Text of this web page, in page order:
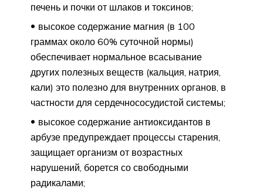
печень и почки от шлаков и токсинов;
высокое содержание магния (в 100
граммах около 60% суточной нормы)
обеспечивает нормальное всасывание
других полезных веществ (кальция, натрия,
кали) это полезно для внутренних органов, в
частности для сердечнососудистой системы;
высокое содержание антиоксидантов в
арбузе предупреждает процессы старения,
защищает организм от возрастных
нарушений, борется со свободными
радикалами;